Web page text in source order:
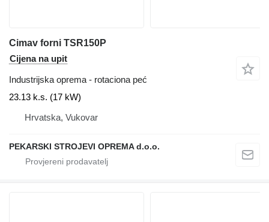
Cimav forni TSR150P
Cijena na upit
Industrijska oprema - rotaciona peć
23.13 k.s. (17 kW)
Hrvatska, Vukovar
PEKARSKI STROJEVI OPREMA d.o.o.